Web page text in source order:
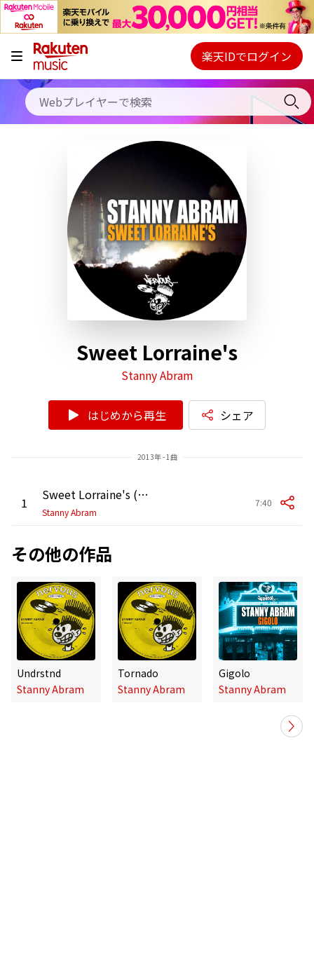
キャンペーン
料金プラン
使い方
初回30日間無料お試し
Webプレイヤー
ご契約内容の確認・変更
楽天IDでログイン
Sweet Lorraine's
Stanny Abram
はじめから再生 シェア
2013年 - 1曲
1 Sweet Lorraine's (Original Mix)
Stanny Abram
7:40
その他の作品
Undrstnd
Stanny Abram
Tornado
Stanny Abram
Gigolo
Stanny Abram